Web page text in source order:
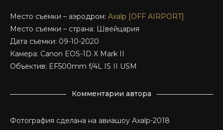
Место съемки – аэродром: Axalp [OFF AIRPORT]
Место съемки – страна: Швейцария
Дата съемки: 09-10-2020
Камера: Canon EOS-1D X Mark II
Объектив: EF500mm f/4L IS II USM
Комментарии автора
Фотография сделана на авиашоу Axalp-2018